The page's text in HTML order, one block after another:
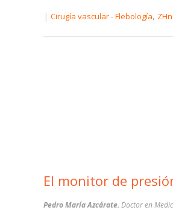
| Cirugía vascular - Flebología,
El monitor de
Pedro María Azcárate. Doctor en